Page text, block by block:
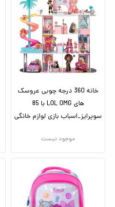
خانه 360 درجه چوبی عروسک
های LOL OMG با 85
سوپرایز_اسباب بازی لوازم خانگی
موجود نیست